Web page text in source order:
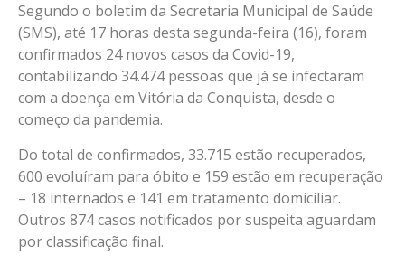
Segundo o boletim da Secretaria Municipal de Saúde
(SMS), até 17 horas desta segunda-feira (16), foram
confirmados 24 novos casos da Covid-19,
contabilizando 34.474 pessoas que já se infectaram
com a doença em Vitória da Conquista, desde o
começo da pandemia.
Do total de confirmados, 33.715 estão recuperados,
600 evoluíram para óbito e 159 estão em recuperação
– 18 internados e 141 em tratamento domiciliar.
Outros 874 casos notificados por suspeita aguardam
por classificação final.